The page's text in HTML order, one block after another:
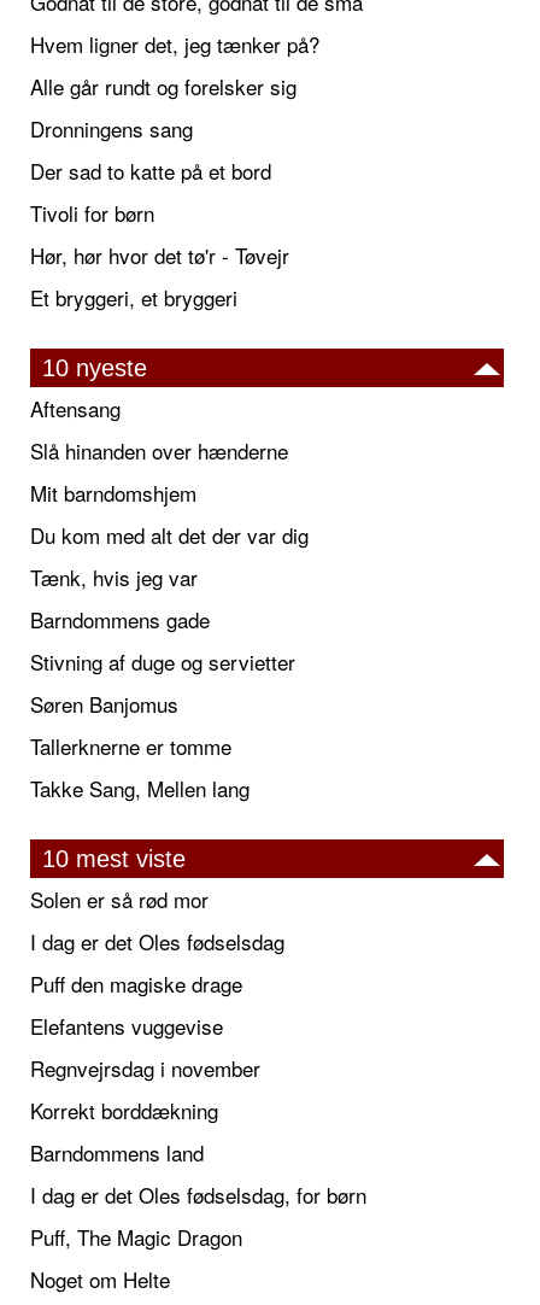
Hvem ligner det, jeg tænker på?
Alle går rundt og forelsker sig
Dronningens sang
Der sad to katte på et bord
Tivoli for børn
Hør, hør hvor det tø'r - Tøvejr
Et bryggeri, et bryggeri
10 nyeste
Aftensang
Slå hinanden over hænderne
Mit barndomshjem
Du kom med alt det der var dig
Tænk, hvis jeg var
Barndommens gade
Stivning af duge og servietter
Søren Banjomus
Tallerknerne er tomme
Takke Sang, Mellen lang
10 mest viste
Solen er så rød mor
I dag er det Oles fødselsdag
Puff den magiske drage
Elefantens vuggevise
Regnvejrsdag i november
Korrekt borddækning
Barndommens land
I dag er det Oles fødselsdag, for børn
Puff, The Magic Dragon
Noget om Helte